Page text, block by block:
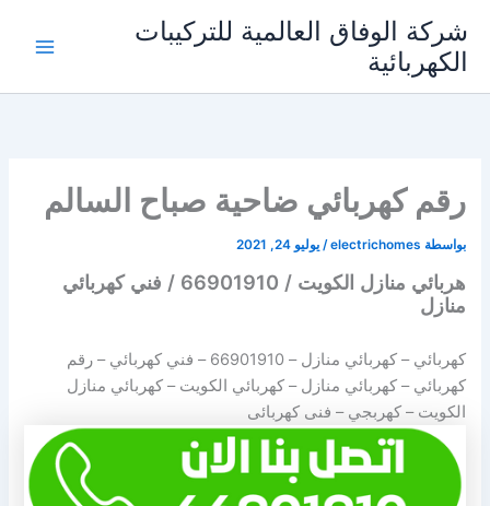
المحتوى
شركة الوفاق العالمية للتركيبات
الكهربائية
رقم كهربائي ضاحية صباح السالم
بواسطة electrichomes
/يوليو 24, 2021
هربائي منازل الكويت / 66901910 / فني كهربائي
منازل
كهربائي – كهربائي منازل –66901910 – فني كهربائي – رقم
كهربائي – كهربائي منازل – كهربائي الكويت – كهربائي منازل
الكويت – كهربجي – فنى كهربائى